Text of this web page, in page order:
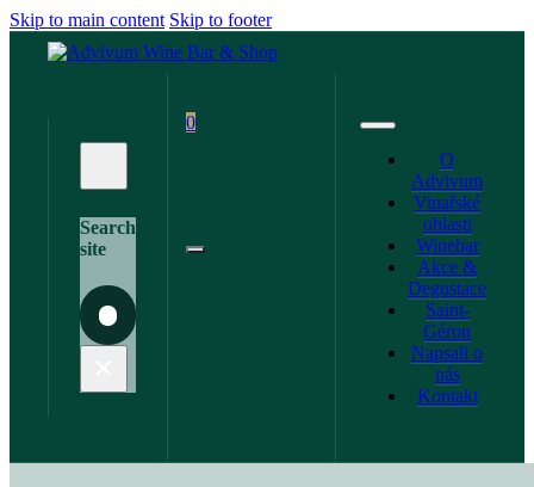
Skip to main content Skip to footer
Search
site
Search
0
O
Advivum
Vinařské
oblasti
Winebar
Akce &
Degustace
Saint-
Géron
Napsali o
nás
Kontakt